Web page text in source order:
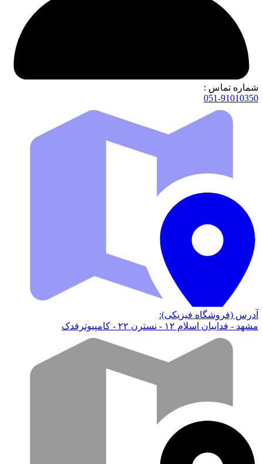
شماره تماس :
051-91010350
آدرس (فروشگاه فیزیکی):
مشهد - فداییان اسلام ۱۲ - نسترن ۲۲ - کامپیوترفدک